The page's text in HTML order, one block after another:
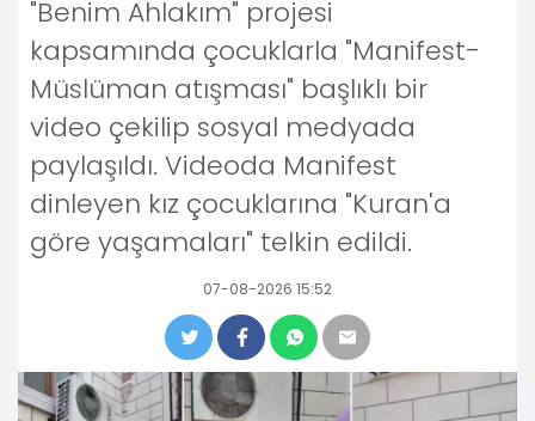
"Benim Ahlakım" projesi
kapsamında çocuklarla "Manifest-
Müslüman atışması" başlıklı bir
video çekilip sosyal medyada
paylaşıldı. Videoda Manifest
dinleyen kız çocuklarına "Kuran'a
göre yaşamaları" telkin edildi.
07-08-2026 15:52